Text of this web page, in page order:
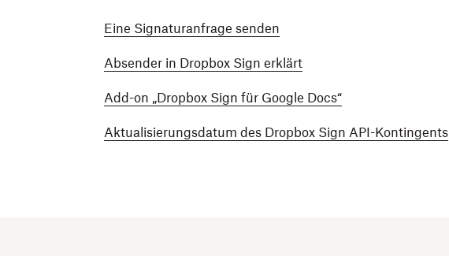
Eine Signaturanfrage senden
Absender in Dropbox Sign erklärt
Add-on „Dropbox Sign für Google Docs“
Aktualisierungsdatum des Dropbox Sign API-Kontingents